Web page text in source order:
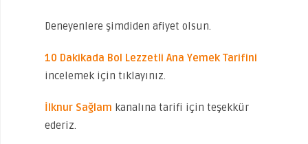
Deneyenlere şimdiden afiyet olsun.
10 Dakikada Bol Lezzetli Ana Yemek Tarifini
incelemek için tıklayınız.
İlknur Sağlam kanalına tarifi için teşekkür
ederiz.